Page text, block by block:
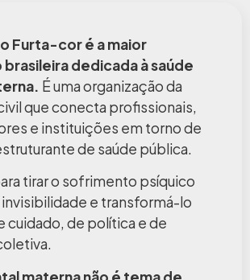
Furta-cor é a maior
dedicada à saúde
É uma organização da
que conecta profissionais,
e instituições em torno de
de saúde pública.
tirar o sofrimento psíquico
e transformá-lo
cuidado, de política e de